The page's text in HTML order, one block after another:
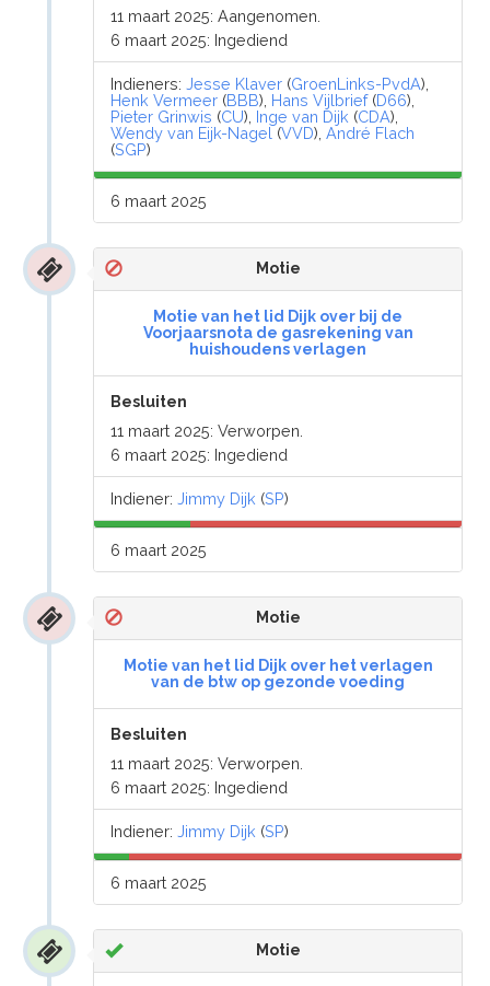
11 maart 2025: Aangenomen.
6 maart 2025: Ingediend
Indieners:Jesse Klaver (GroenLinks-PvdA),
Henk Vermeer (BBB), Hans Vijlbrief(D66),
Pieter Grinwis (CU), Inge van Dijk (CDA),
Wendy van Eijk-Nagel (VVD),André Flach
(SGP)
6 maart 2025
Motie
Motie van het lid Dijk over bij de
Voorjaarsnota de gasrekening van
huishoudens verlagen
Besluiten
11 maart 2025: Verworpen.
6 maart 2025: Ingediend
Indiener:Jimmy Dijk (SP)
6 maart 2025
Motie
Motie van het lid Dijk over het verlagen
van de btw op gezonde voeding
Besluiten
11 maart 2025: Verworpen.
6 maart 2025: Ingediend
Indiener:Jimmy Dijk (SP)
6 maart 2025
Motie